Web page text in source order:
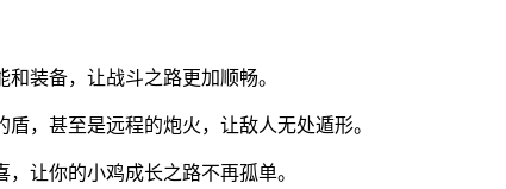
装备，让战斗之路更加顺畅。
，甚至是远程的炮火，让敌人无处遁形。
让你的小鸡成长之路不再孤单。